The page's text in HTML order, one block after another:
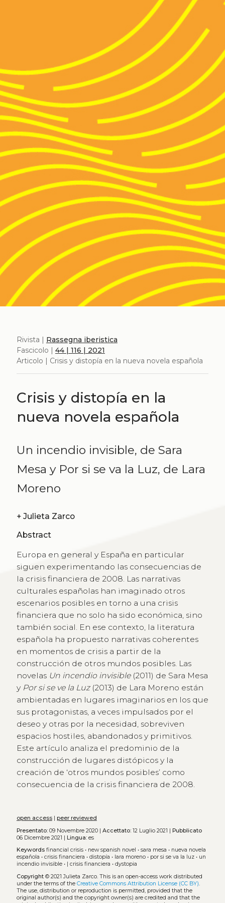
Rivista | Rassegna iberistica
Fascicolo | 44 | 116 | 2021
Articolo | Crisis y distopía en la nueva novela española
Crisis y distopía en la
nueva novela española
Un incendio invisible, de Sara
Mesa y Por si se va la Luz, de Lara
Moreno
+ Julieta Zarco
Abstract
Europa en general y España en particular
siguen experimentando las consecuencias de
la crisis financiera de 2008. Las narrativas
culturales españolas han imaginado otros
escenarios posibles en torno a una crisis
financiera que no solo ha sido económica, sino
también social. En ese contexto, la literatura
española ha propuesto narrativas coherentes
en momentos de crisis a partir de la
construcción de otros mundos posibles. Las
novelas Un incendio invisible(2011) de Sara Mesa
y Por si se ve la Luz(2013) de Lara Moreno están
ambientadas en lugares imaginarios en los que
sus protagonistas, a veces impulsados por el
deseo y otras por la necesidad, sobreviven
espacios hostiles, abandonados y primitivos.
Este artículo analiza el predominio de la
construcción de lugares distópicos y la
creación de ‘otros mundos posibles’ como
consecuencia de la crisis financiera de 2008.
open access| peer reviewed
Presentato:09 Novembre 2020 | Accettato:12 Luglio 2021 | Pubblicato
06 Dicembre 2021 | Lingua:es
Keywords financial crisis• new spanish novel • sara mesa • nueva novela
española • crisis financiera • distopía • lara moreno• por si se va la luz• un
incendio invisible• | crisis financiera • dystopia
Copyright© 2021 Julieta Zarco. This is an open-access work distributed
under the terms of the Creative Commons Attribution License (CC BY).
The use, distribution or reproduction is permitted, provided that the
original author(s) and the copyright owner(s) are credited and that the